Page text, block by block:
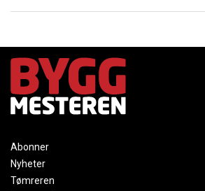
Abonner
Nyheter
Tømreren